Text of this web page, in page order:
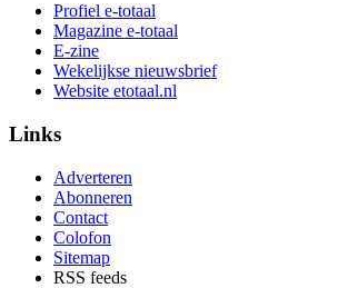
Profiel e-totaal
Magazine e-totaal
E-zine
Wekelijkse nieuwsbrief
Website etotaal.nl
Links
Adverteren
Abonneren
Contact
Colofon
Sitemap
RSS feeds